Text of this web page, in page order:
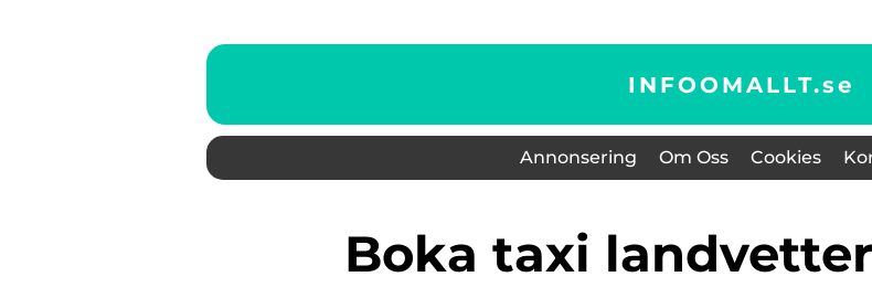
INFOOMALLT.se
Annonsering Om Oss Cookies
boka taxi landvetter